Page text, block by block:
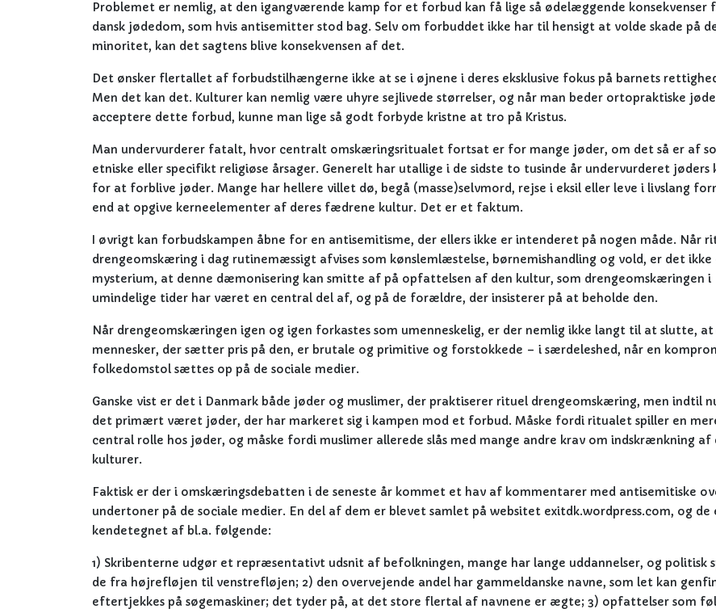
Problemet er nemlig, at den igangværende kamp for et forbud kan få lige så ødelæggende konsekvenser
dansk jødedom, som hvis antisemitter stod bag. Selv om forbuddet ikke har til hensigt at volde skade på
minoritet, kan det sagtens blive konsekvensen af det.
Det ønsker flertallet af forbudstilhængerne ikke at se i øjnene i deres eksklusive fokus på barnets
Men det kan det. Kulturer kan nemlig være uhyre sejlivede størrelser, og når man beder ortopraktiske
acceptere dette forbud, kunne man lige så godt forbyde kristne at tro på Kristus.
Man undervurderer fatalt, hvor centralt omskæringsritualet fortsat er for mange jøder, om det så er af
etniske eller specifikt religiøse årsager. Generelt har utallige i de sidste to tusinde år undervurderet jøders
for at forblive jøder. Mange har hellere villet dø, begå (masse)selvmord, rejse i eksil eller leve i livslang
end at opgive kerneelementer af deres fædrene kultur. Det er et faktum.
I øvrigt kan forbudskampen åbne for en antisemitisme, der ellers ikke er intenderet på nogen måde. Når
drengeomskæring i dag rutinemæssigt afvises som kønslemlæstelse, børnemishandling og vold, er det ikke
mysterium, at denne dæmonisering kan smitte af på opfattelsen af den kultur, som drengeomskæringen i
umindelige tider har været en central del af, og på de forældre, der insisterer på at beholde den.
Når drengeomskæringen igen og igen forkastes som umenneskelig, er der nemlig ikke langt til at slutte, at
mennesker, der sætter pris på den, er brutale og primitive og forstokkede – i særdeleshed, når en
folkedomstol sættes op på de sociale medier.
Ganske vist er det i Danmark både jøder og muslimer, der praktiserer rituel drengeomskæring, men indtil
det primært været jøder, der har markeret sig i kampen mod et forbud. Måske fordi ritualet spiller en
central rolle hos jøder, og måske fordi muslimer allerede slås med mange andre krav om indskrænkning af
kulturer.
Faktisk er der i omskæringsdebatten i de seneste år kommet et hav af kommentarer med antisemitiske
undertoner på de sociale medier. En del af dem er blevet samlet på websitet exitdk.wordpress.com, og de
kendetegnet af bl.a. følgende:
1) Skribenterne udgør et repræsentativt udsnit af befolkningen, mange har lange uddannelser, og politisk
de fra højrefløjen til venstrefløjen; 2) den overvejende andel har gammeldanske navne, som let kan
eftertjekkes på søgemaskiner; det tyder på, at det store flertal af navnene er ægte; 3) opfattelser som